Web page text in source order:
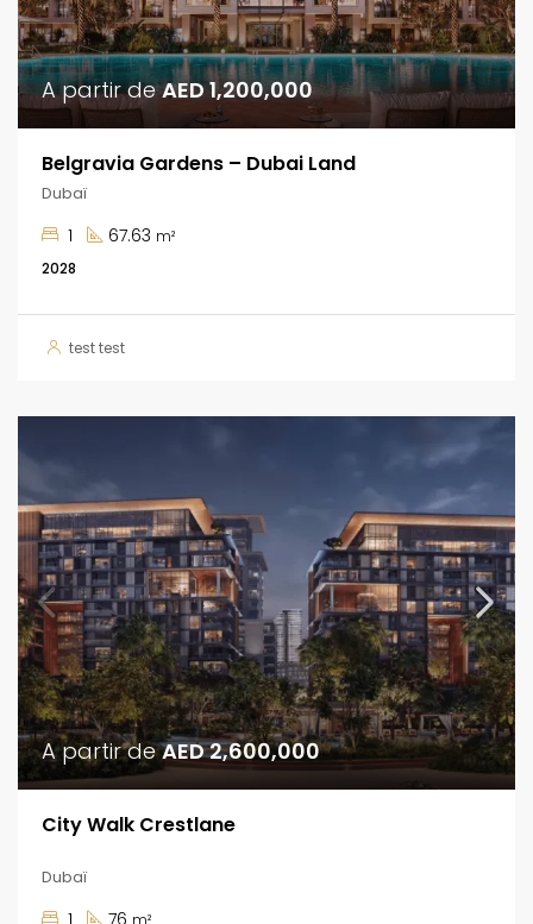
A partir deAED 1,200,000
Belgravia Gardens – Dubai Land
Dubaï
1 67.63 m²
2028
test test
A partir deAED 2,600,000
City Walk Crestlane
Dubaï
1 76 m²